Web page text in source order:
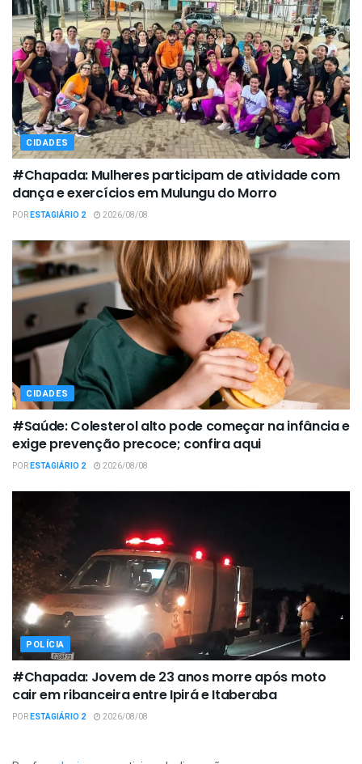
CIDADES
#Chapada: Mulheres participam de atividade com
dança e exercícios em Mulungu do Morro
PORESTAGIÁRIO 2 2026/08/08
CIDADES
#Saúde: Colesterol alto pode começar na infância e
exige prevenção precoce; confira aqui
PORESTAGIÁRIO 2 2026/08/08
POLÍCIA
#Chapada: Jovem de 23 anos morre após moto
cair em ribanceira entre Ipirá e Itaberaba
PORESTAGIÁRIO 2 2026/08/08